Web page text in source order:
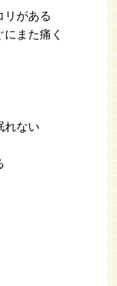
リがある
また痛く
れない